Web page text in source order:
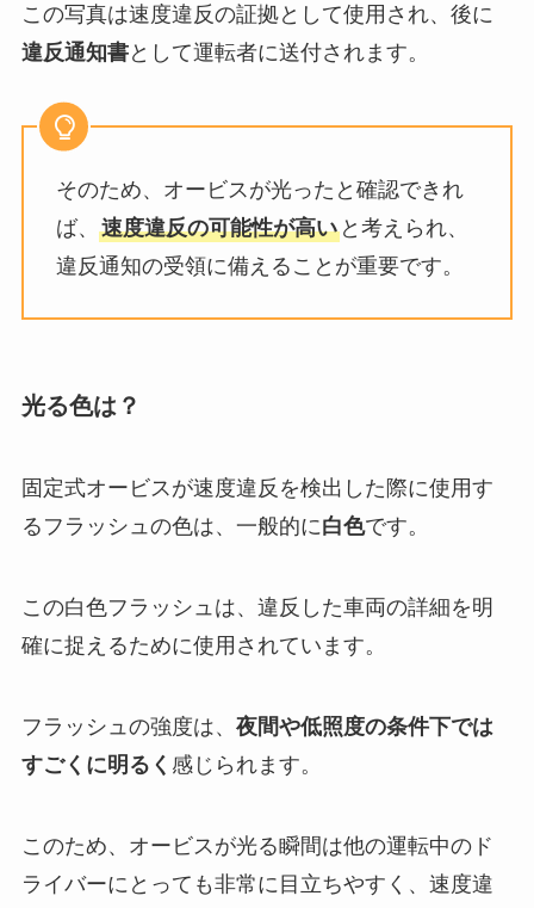
この写真は速度違反の証拠として使用され、後に
違反通知書として運転者に送付されます。
そのため、オービスが光ったと確認できれ
ば、 速度違反の可能性が高いと考えられ、
違反通知の受領に備えることが重要です。
光る色は？
固定式オービスが速度違反を検出した際に使用す
るフラッシュの色は、一般的に白色です。
この白色フラッシュは、違反した車両の詳細を明
確に捉えるために使用されています。
フラッシュの強度は、 夜間や低照度の条件下では
すごくに明るく 感じられます。
このため、オービスが光る瞬間は他の運転中のド
ライバーにとっても非常に目立ちやすく、速度違